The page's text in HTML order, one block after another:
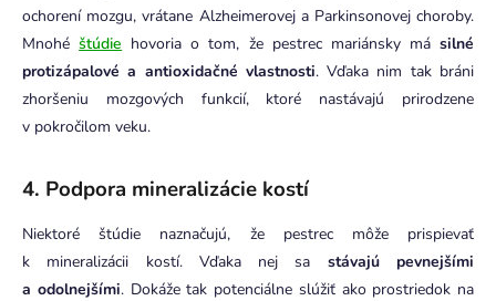
ochorení mozgu, vrátane Alzheimerovej a Parkinsonovej choroby.
Mnohéštúdie hovoria o tom, že pestrec mariánsky másilné
protizápalové a antioxidačné vlastnosti. Vďaka nim tak bráni
zhoršeniu mozgových funkcií, ktoré nastávajú prirodzene
v pokročilom veku.
4. Podpora mineralizácie kostí
Niektoré štúdie naznačujú, že pestrec môže prispievať
k mineralizácii kostí. Vďaka nej sa stávajú pevnejšími
a odolnejšími. Dokáže tak potenciálne slúžiť ako prostriedok na